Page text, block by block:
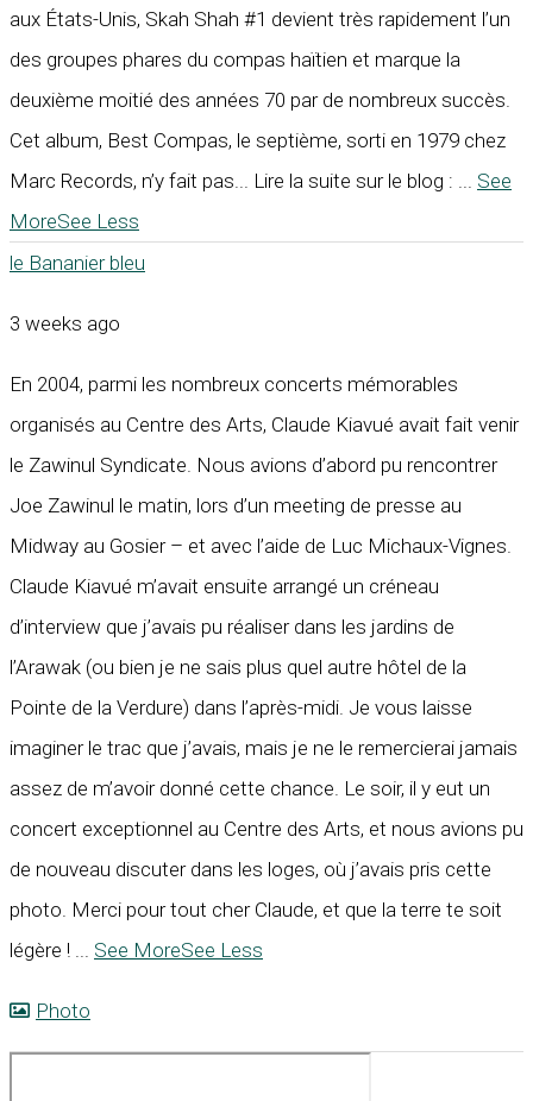
aux États-Unis, Skah Shah #1 devient très rapidement l’un
des groupes phares du compas haïtien et marque la
deuxième moitié des années 70 par de nombreux succès.
Cet album, Best Compas, le septième, sorti en 1979 chez
Marc Records, n’y fait pas... Lire la suite sur le blog :
See
MoreSee Less
le Bananier bleu
3 weeks ago
En 2004, parmi les nombreux concerts mémorables
organisés au Centre des Arts, Claude Kiavué avait fait venir
le Zawinul Syndicate. Nous avions d’abord pu rencontrer
Joe Zawinul le matin, lors d’un meeting de presse au
Midway au Gosier – et avec l’aide de Luc Michaux-Vignes.
Claude Kiavué m’avait ensuite arrangé un créneau
d’interview que j’avais pu réaliser dans les jardins de
l’Arawak (ou bien je ne sais plus quel autre hôtel de la
Pointe de la Verdure) dans l’après-midi. Je vous laisse
imaginer le trac que j’avais, mais je ne le remercierai jamais
assez de m’avoir donné cette chance. Le soir, il y eut un
concert exceptionnel au Centre des Arts, et nous avions pu
de nouveau discuter dans les loges, où j’avais pris cette
photo. Merci pour tout cher Claude, et que la terre te soit
légère !
See MoreSee Less
Photo